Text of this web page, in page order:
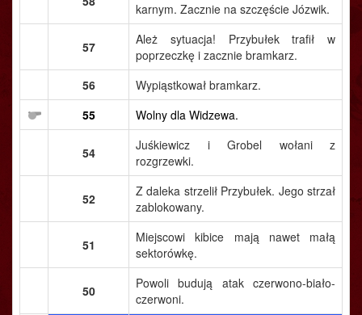
karnym. Zacznie na szczęście Józwik.
57
Ależ sytuacja! Przybułek trafił w
poprzeczkę i zacznie bramkarz.
56
Wypiąstkował bramkarz.
55
Wolny dla Widzewa.
54
Juśkiewicz i Grobel wołani z
rozgrzewki.
52
Z daleka strzelił Przybułek. Jego strzał
zablokowany.
51
Miejscowi kibice mają nawet małą
sektorówkę.
50
Powoli budują atak czerwono-biało-
czerwoni.